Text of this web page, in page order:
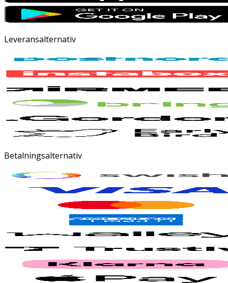
Leveransalternativ
Betalningsalternativ